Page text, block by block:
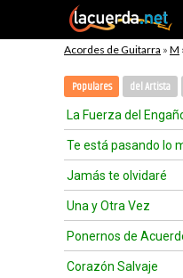
Acordes de Guitarra » M
Populares del Artista
La Fuerza del
Te está pasando lo
Jamás te olvidaré
Una y Otra Vez
Ponernos de
Corazón Salvaje